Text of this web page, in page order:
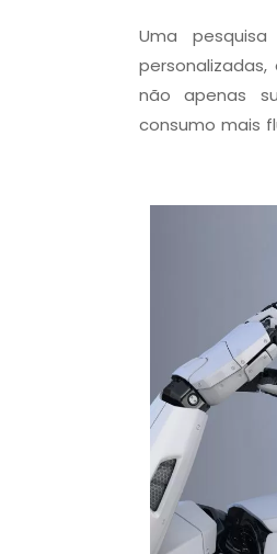
Uma
não apenas
consumo mais